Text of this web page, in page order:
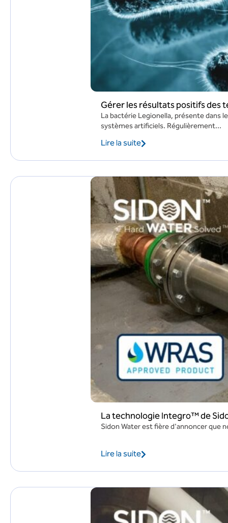
Gérer les résultats positifs des
La bactérie Legionella, présente dans
systèmes artificiels. Régulièrement...
Lire la suite
La technologie Integro™ de
Sidon Water est fière d'annoncer
Lire la suite